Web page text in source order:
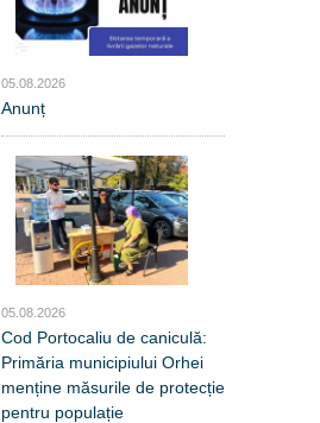
05.08.2026
Anunț
05.08.2026
Cod Portocaliu de caniculă:
Primăria municipiului Orhei
menține măsurile de protecție
pentru populație